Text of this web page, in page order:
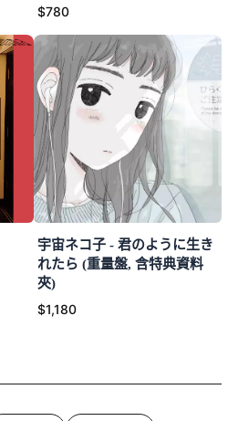
$780
宇宙ネコ子 - 君のように生き
れたら (重量盤, 含特典資料
夾)
$1,180